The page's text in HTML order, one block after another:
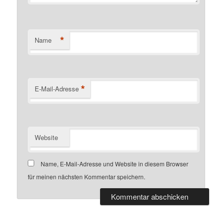
Name *
E-Mail-Adresse *
Website
Name, E-Mail-Adresse und Website in diesem Browser
für meinen nächsten Kommentar speichern.